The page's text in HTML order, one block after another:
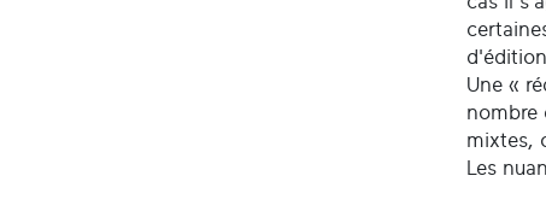
Une «
nombre
mixtes,
Les